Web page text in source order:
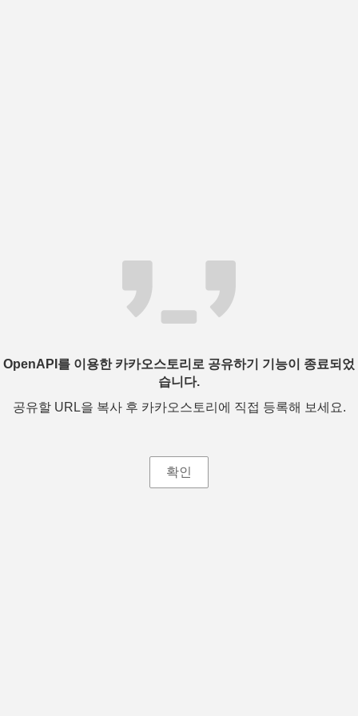
OpenAPI를 이용한 카카오스토리로 공유하기 기능이 종료되었
습니다.
공유할 URL을 복사 후 카카오스토리에 직접 등록해 보세요.
확인